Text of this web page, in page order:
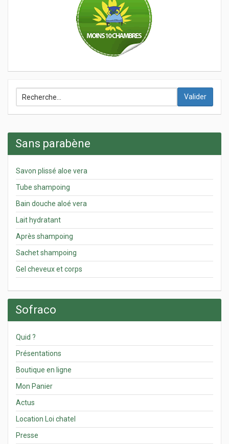
Valider
Sans parabène
Savon plissé aloe vera
Tube shampoing
Bain douche aloé vera
Lait hydratant
Après shampoing
Sachet shampoing
Gel cheveux et corps
Sofraco
Quid ?
Présentations
Boutique en ligne
Mon Panier
Actus
Location Loi chatel
Presse